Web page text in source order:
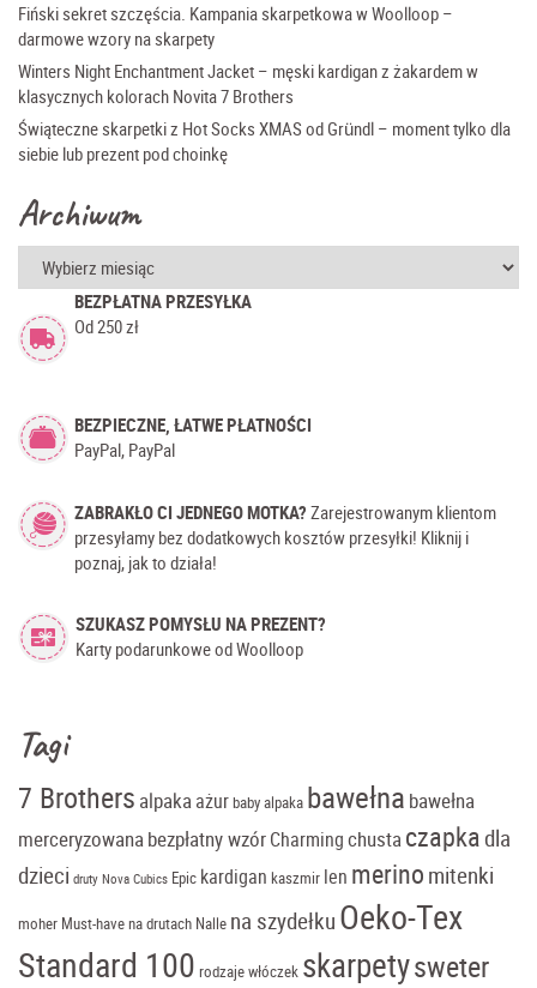
Fiński sekret szczęścia. Kampania skarpetkowa w Woolloop –
darmowe wzory na skarpety
Winters Night Enchantment Jacket – męski kardigan z żakardem w
klasycznych kolorach Novita 7 Brothers
Świąteczne skarpetki z Hot Socks XMAS od Gründl – moment tylko dla
siebie lub prezent pod choinkę
Archiwum
Archiwum
BEZPŁATNA PRZESYŁKA
Od 250 zł
BEZPIECZNE, ŁATWE PŁATNOŚCI
PayPal, PayPal
ZABRAKŁO CI JEDNEGO MOTKA? Zarejestrowanym klientom
przesyłamy bez dodatkowych kosztów przesyłki! Kliknij i
poznaj, jak to działa!
SZUKASZ POMYSŁU NA PREZENT?
Karty podarunkowe od Woolloop
Tagi
7 Brothers alpakaażurbaby alpaka bawełna bawełna
merceryzowanabezpłatny wzórCharmingchustaczapka dla
dzieci druty Nova Cubics Epic kardigan kaszmir len merino mitenki
moher Must-havena drutach Nalle na szydełku Oeko-Tex
Standard 100 rodzaje włóczek skarpetysweter